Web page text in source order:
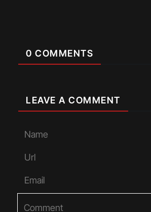
0 COMMENTS
LEAVE A COMMENT